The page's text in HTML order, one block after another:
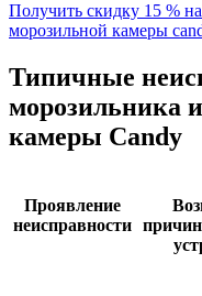
Получить скидку 15 %
морозильной камеры
Типичные
морозильника
камеры Candy
Проявление
неисправности